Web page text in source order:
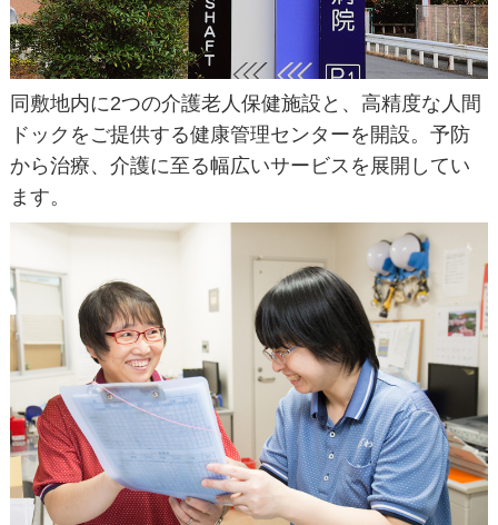
同敷地内に2つの介護老人保健施設と、高精度な人間
ドックをご提供する健康管理センターを開設。予防
から治療、介護に至る幅広いサービスを展開してい
ます。